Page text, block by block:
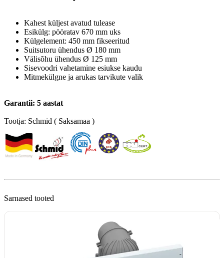
Kahest küljest avatud tulease
Esikülg: pööratav 670 mm uks
Külgelement: 450 mm fikseeritud
Suitsutoru ühendus Ø 180 mm
Välisõhu ühendus Ø 125 mm
Sisevoodri vahetamine esiukse kaudu
Mitmekülgne ja arukas tarvikute valik
Garantii: 5 aastat
Sarnased tooted